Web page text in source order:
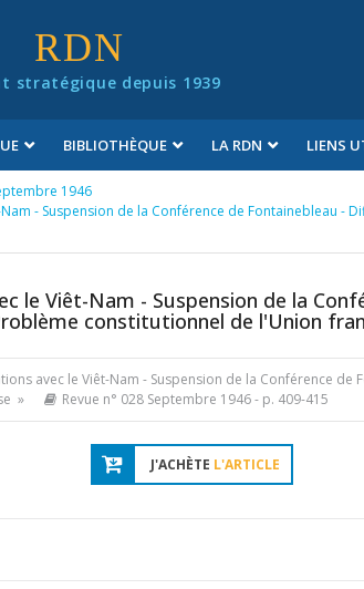
RDN
stratégique depuis 1939
BIBLIOTHÈQUE LA RDN LIENS
1946
- Suspension de la Conférence de Fontainebleau -
le Viêt-Nam - Suspension de la
constitutionnel de l'Union
avec le Viêt-Nam - Suspension de la Conférence de
»
Revue n° 028 Septembre 1946- p. 409-415
J'ACHÈTE L'ARTICLE